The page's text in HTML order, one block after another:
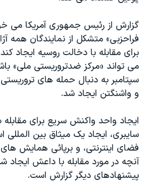
گزارش از رئیس جمهوری آمریکا می
فراحزبی» متشکل از نمایندگان همه
برای مقابله با دخالت روسیه ایجاد
سپتامبر به دنبال حمله های
و واشنگتن ایجاد شد.
ایجاد واحد واکنش سریع برای
سایبری، ایجاد یک میثاق بین المللی
فضای اینترنتی، و برپائی همایش
آنچه در مورد مقابله با داعش ایجاد
پیشنهادهای دیگر گزارش است.